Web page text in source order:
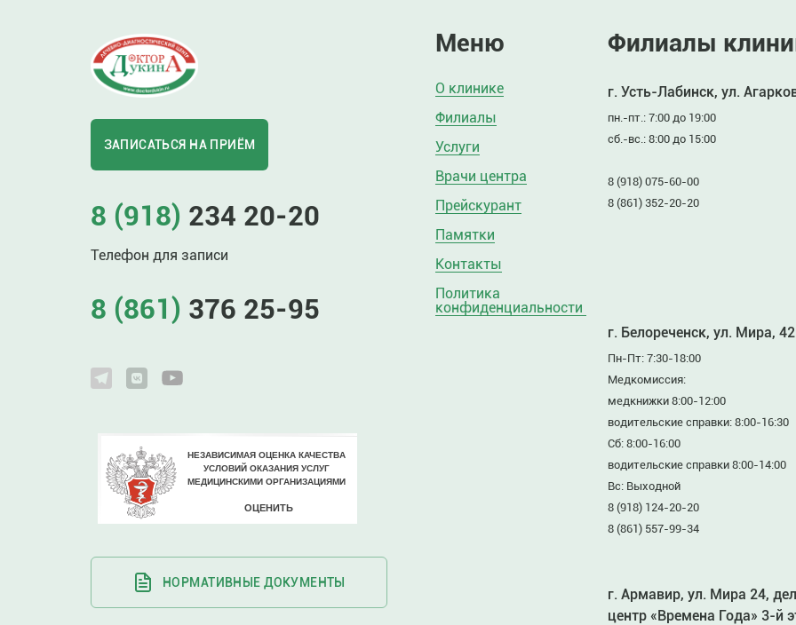
ЗАПИСАТЬСЯ НА ПРИЁМ
8 (918) 234 20-20
Телефон для записи
8 (861) 376 25-95
НОРМАТИВНЫЕ ДОКУМЕНТЫ
Меню
О клинике
Филиалы
Услуги
Врачи центра
Прейскурант
Памятки
Контакты
Политика
конфиденциальности
Филиалы
г. Усть-Лабинск, ул.
пн.-пт.: 7:00 до 19:00
сб.-вс.: 8:00 до 15:00
8 (918) 075-60-00
8 (861) 352-20-20
г. Белореченск, ул. Мира, 42
Пн-Пт: 7:30-18:00
Медкомиссия:
медкнижки 8:00-12:00
водительские справки: 8:00-16:30
Сб: 8:00-16:00
водительские справки 8:00-14:00
Вс: Выходной
8 (918) 124-20-20
8 (861) 557-99-34
г. Армавир, ул. Мира 24,
центр «Времена Года» 3-й